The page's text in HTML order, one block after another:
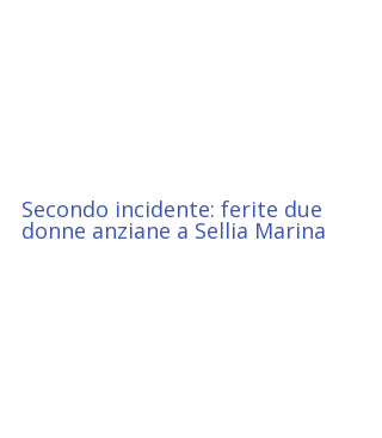
Secondo incidente: ferite due
donne anziane a Sellia Marina